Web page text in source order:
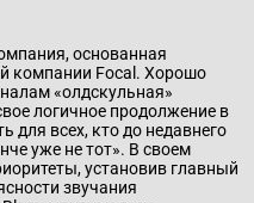
основанная
компании Focal. Хорошо
«олдскульная»
логичное продолжение в
для всех, кто до недавнего
уже не тот». В своем
установив главный
звучания